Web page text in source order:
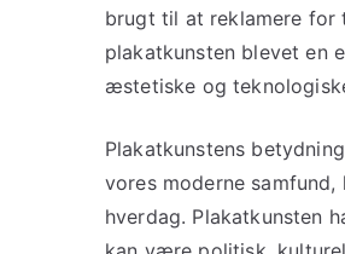
brugt til at reklamere for
plakatkunsten blevet en
æstetiske og
Plakatkunstens
vores moderne
hverdag. Plakatkunsten